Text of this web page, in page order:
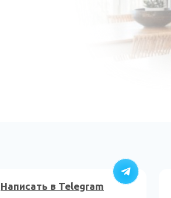
Написать в Telegram